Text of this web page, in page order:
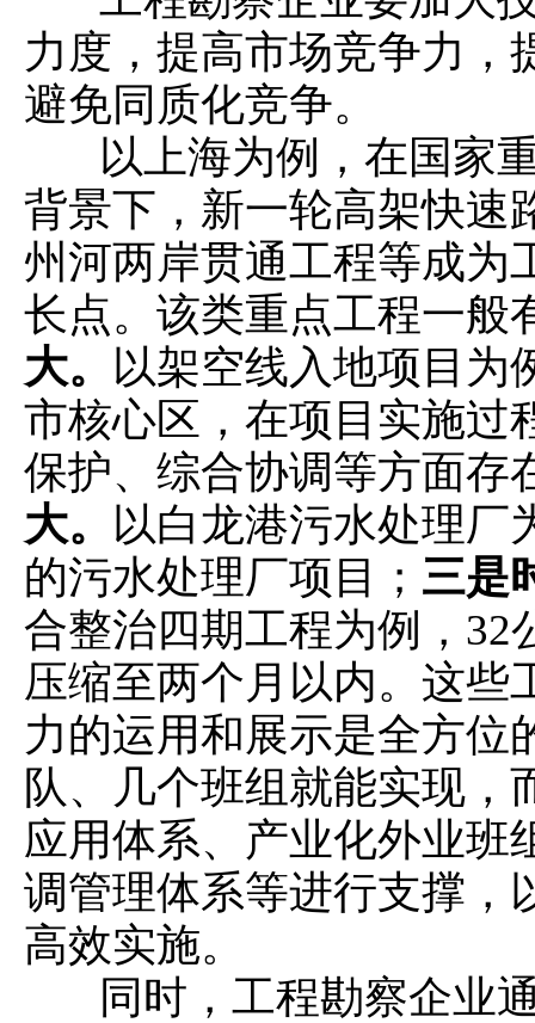
力度，提高市场竞争力，
避免同质化竞争。
以上海为例，在国家重
背景下，新一轮高架快速
州河两岸贯通工程等成为
长点。该类重点工程一般
大。 以架空线入地项目为
市核心区，在项目实施过
保护、综合协调等方面存
大。 以白龙港污水处理厂
的污水处理厂项目； 三是
合整治四期工程为例，32
压缩至两个月以内。这些
力的运用和展示是全方位
队、几个班组就能实现，
应用体系、产业化外业班
调管理体系等进行支撑，
高效实施。
同时，工程勘察企业